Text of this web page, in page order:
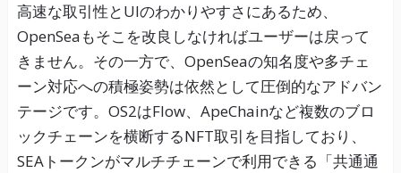
高速な取引性とUIのわかりやすさにあるため、
OpenSeaもそこを改良しなければユーザーは戻って
きません。その一方で、OpenSeaの知名度や多チェ
ーン対応への積極姿勢は依然として圧倒的なアドバン
テージです。OS2はFlow、ApeChainなど複数のブロ
ックチェーンを横断するNFT取引を目指しており、
SEAトークンがマルチチェーンで利用できる「共通通